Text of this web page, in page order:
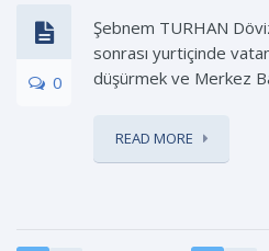
0
Şebnem TURHAN
sonrası yurtiçinde
düşürmek ve Merkez
READ MORE